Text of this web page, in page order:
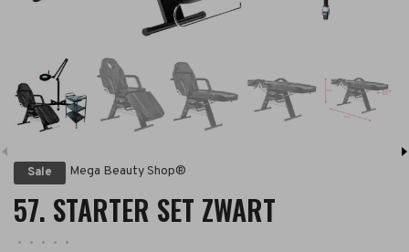
Sale Mega Beauty Shop®
57. STARTER SET ZWART
• • • •
•